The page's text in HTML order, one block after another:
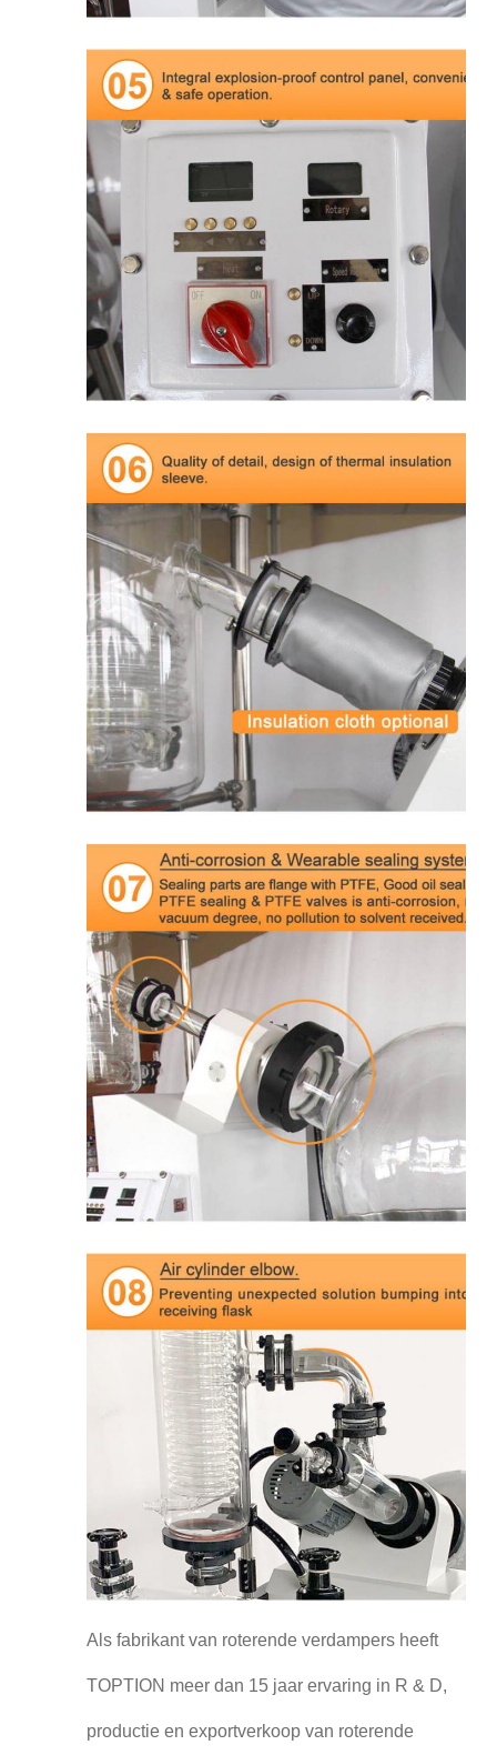
Als fabrikant van roterende verdampers heeft
TOPTION meer dan 15 jaar ervaring in R & D,
productie en exportverkoop van roterende